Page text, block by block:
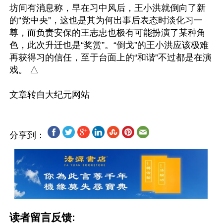
坊间有消息称，早在习中风后，王小洪就倒向了新
的“党中央”，这也是其为何出事后表态时淡化习一
尊，而负责安保的王志忠也极有可能扮演了某种角
色，此次升迁也是“奖赏”。“倒戈”的王小洪应该极难
再获得习的信任，至于台面上的“和谐”不过都是在演
戏。 △
分享到：
读者留言反馈: